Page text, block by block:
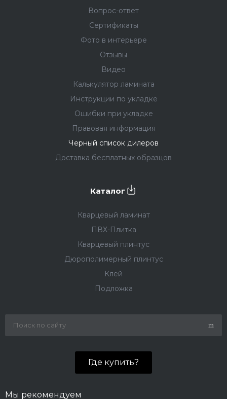
Вопрос-ответ
Сертификаты
Фото в интерьере
Отзывы
Видео
Калькулятор ламината
Инструкции по укладке
Ошибки при укладке
Правовая информация
Черный список дилеров
Доставка бесплатных образцов
Каталог
Кварцевый ламинат
ПВХ-Плитка
Кварцевый плинтус
Дюрополимерный плинтус
Клей
Подложка
Где купить?
Мы рекомендуем